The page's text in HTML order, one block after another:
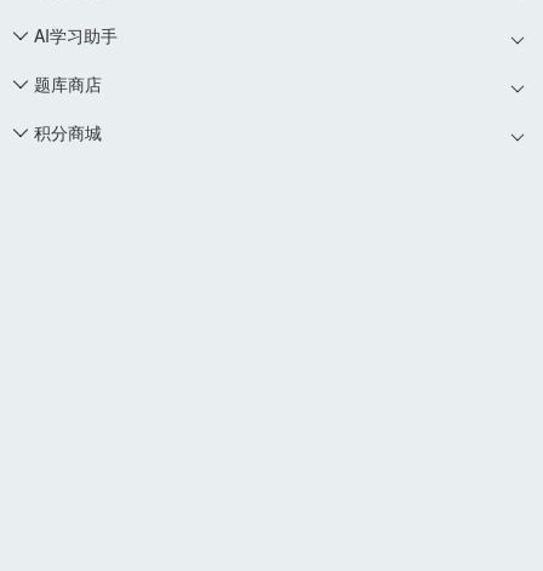
 AI学习助手
 题库商店
 积分商城